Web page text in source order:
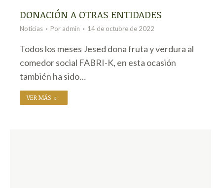
DONACIÓN A OTRAS ENTIDADES
Noticias Por admin 14 de octubre de 2022
Todos los meses Jesed dona fruta y verdura al
comedor social FABRI-K, en esta ocasión
también ha sido…
VER MÁS